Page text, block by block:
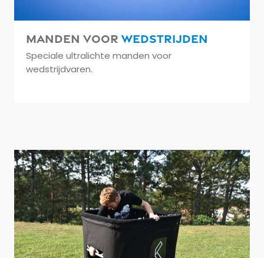
Manden voor wedstrijden
Speciale ultralichte manden voor
wedstrijdvaren.